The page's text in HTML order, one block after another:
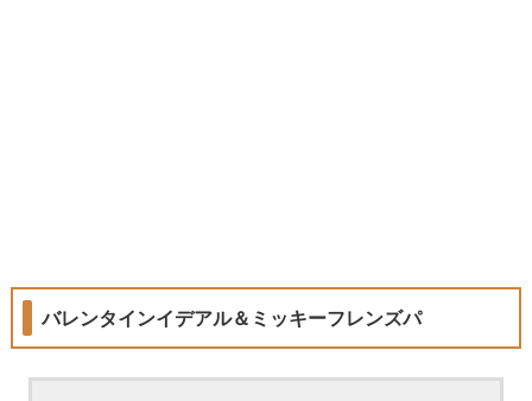
バレンタインイデアル＆ミッキーフレンズパ